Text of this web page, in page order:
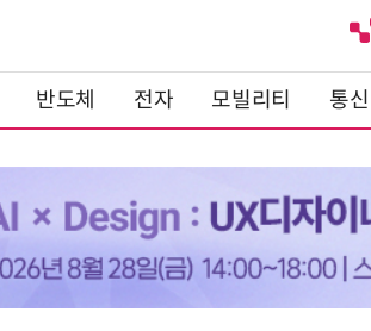
반도체 전자 모빌리티 통신